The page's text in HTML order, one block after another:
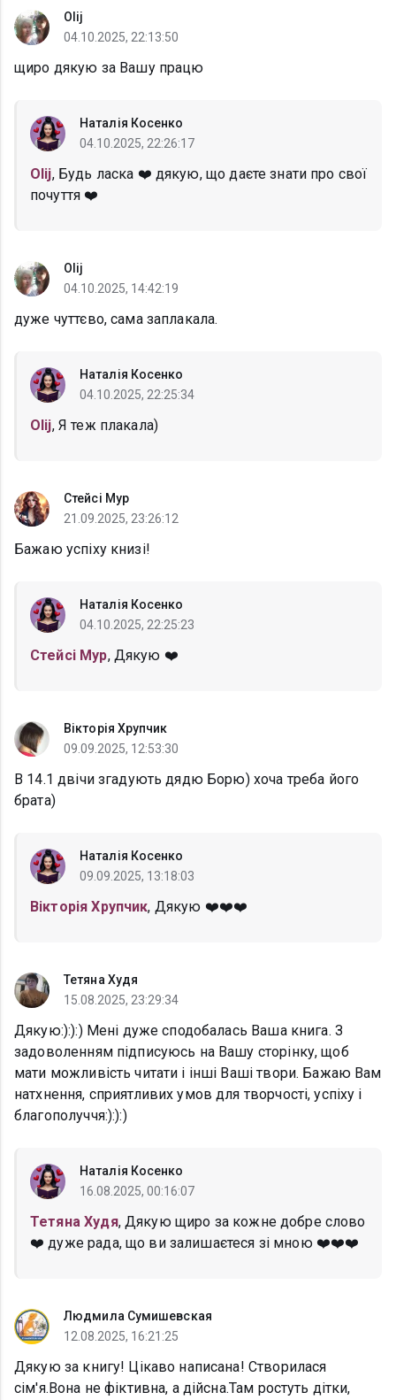
Оlij
04.10.2025, 22:13:50
щиро дякую за Вашу працю
Наталія Косенко
04.10.2025, 22:26:17
Оlij, Будь ласка ❤️ дякую, що даєте знати про свої
почуття ❤️
Оlij
04.10.2025, 14:42:19
дуже чуттєво, сама заплакала.
Наталія Косенко
04.10.2025, 22:25:34
Оlij, Я теж плакала)
Стейсі Мур
21.09.2025, 23:26:12
Бажаю успіху книзі!
Наталія Косенко
04.10.2025, 22:25:23
Стейсі Мур, Дякую ❤️
Вікторія Хрупчик
09.09.2025, 12:53:30
В 14.1 двічи згадують дядю Борю) хоча треба його
брата)
Наталія Косенко
09.09.2025, 13:18:03
Вікторія Хрупчик, Дякую ❤️❤️❤️
Тетяна Худя
15.08.2025, 23:29:34
Дякую:):):) Мені дуже сподобалась Ваша книга. З
задоволенням підписуюсь на Вашу сторінку, щоб
мати можливість читати і інші Ваші твори. Бажаю Вам
натхнення, сприятливих умов для творчості, успіху і
благополуччя:):):)
Наталія Косенко
16.08.2025, 00:16:07
Тетяна Худя, Дякую щиро за кожне добре слово
❤️ дуже рада, що ви залишаєтеся зі мною ❤️❤️❤️
Людмила Сумишевская
12.08.2025, 16:21:25
Дякую за книгу! Цікаво написана! Створилася
сім'я.Вона не фіктивна, а дійсна.Там ростуть дітки,